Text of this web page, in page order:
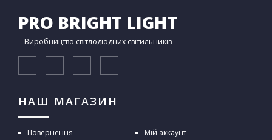
PRO BRIGHT LIGHT
Виробництво світлодіодних світильників
НАШ МАГАЗИН
Повернення Мій аккаунт